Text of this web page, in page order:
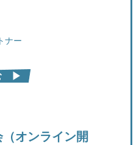
ナー
▶︎
オンライン開